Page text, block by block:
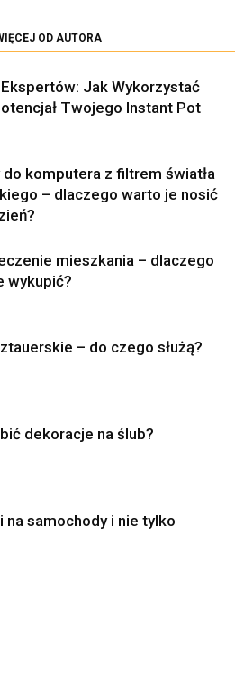
OD AUTORA
Jak Wykorzystać
Twojego Instant Pot
do komputera z filtrem światła
– dlaczego warto je nosić
mieszkania – dlaczego
wykupić?
– do czego służą?
dekoracje na ślub?
na samochody i nie tylko